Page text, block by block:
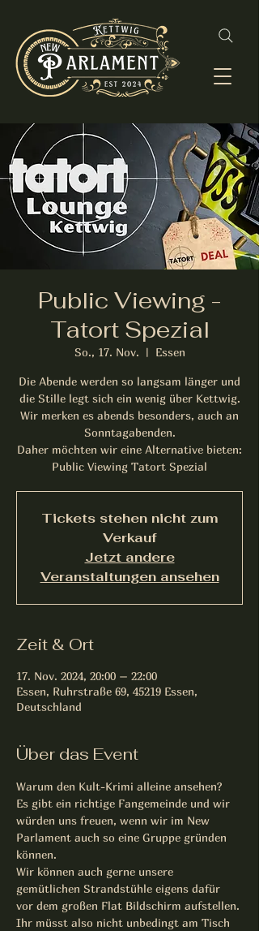
Public Viewing -
Tatort Spezial
So., 17. Nov.
  |
Essen
Die Abende werden so langsam länger und
die Stille legt sich ein wenig über Kettwig.
Wir merken es abends besonders, auch an
Sonntagabenden.
Daher möchten wir eine Alternative bieten:
Tickets stehen nicht zum
Verkauf
Jetzt andere
Veranstaltungen ansehen
Zeit & Ort
17. Nov. 2024, 20:00 – 22:00
Essen, Ruhrstraße 69, 45219 Essen,
Deutschland
Über das Event
Warum den Kult-Krimi alleine ansehen?
Es gibt ein richtige Fangemeinde und wir
würden uns freuen, wenn wir im New
Parlament auch so eine Gruppe gründen
können.
Wir können auch gerne unsere
gemütlichen Strandstühle eigens dafür
vor dem großen Flat Bildschirm aufstellen.
Ihr müsst also nicht unbedingt am Tisch